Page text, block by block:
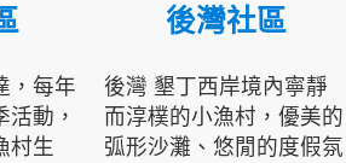
，每年
活動，
村生
後灣社區
後灣 墾丁西岸境內寧靜
而淳樸的小漁村，優美的
弧形沙灘、悠閒的度假氛